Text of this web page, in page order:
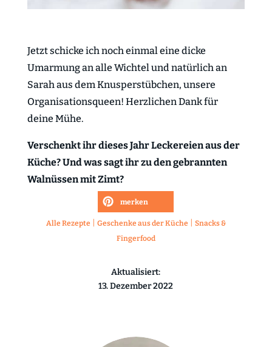
Jetzt schicke ich noch einmal eine dicke
Umarmung an alle Wichtel und natürlich an
Sarah aus dem Knusperstübchen, unsere
Organisationsqueen! Herzlichen Dank für
deine Mühe.
Verschenkt ihr dieses Jahr Leckereien aus der
Küche? Und was sagt ihr zu den gebrannten
Walnüssen mit Zimt?
merken
Alle Rezepte Geschenke aus der Küche
Snacks &
Fingerfood
Aktualisiert:
13. Dezember 2022